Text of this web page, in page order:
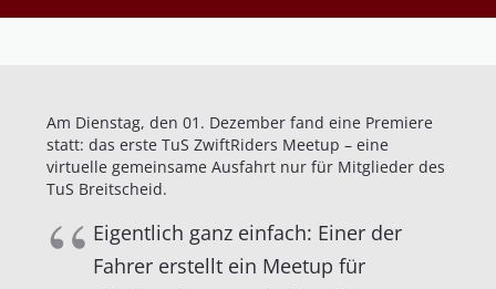
Am Dienstag, den 01. Dezember fand eine Premiere
statt: das erste TuS ZwiftRiders Meetup – eine
virtuelle gemeinsame Ausfahrt nur für Mitglieder des
TuS Breitscheid.
Eigentlich ganz einfach: Einer der
Fahrer erstellt ein Meetup für